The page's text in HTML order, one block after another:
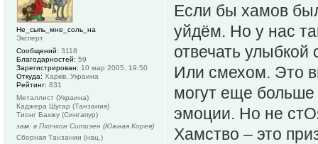
Если бы хамов
уйдём. Но у нас
отвечать
Или смехом. Это
могут еще
эмоции. Но не
Хамство – это
Не_сыпь_мне_соль_на
Эксперт
Сообщений: 3118
Благодарностей: 59
Зарегистрирован: 10 мар 2005, 19:50
Откуда: Харків, Украина
Рейтинг: 831
Металлист (Украина)
Каджера Шугар (Танзания)
Тионг Бахжу (Сингапур)
зам. в Пхочхон Ситизен (Южная Корея)
Сборная Танзании (нац.)